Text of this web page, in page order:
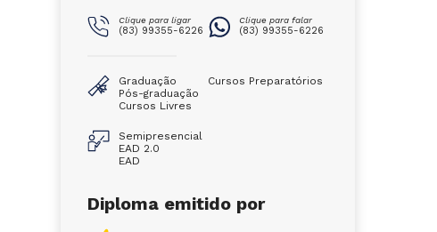
Clique para ligar
(83) 99355-6226
Clique para falar
(83) 99355-6226
Graduação
Pós-graduação
Cursos Livres
Cursos Preparatórios
Semipresencial
EAD 2.0
EAD
Diploma emitido por